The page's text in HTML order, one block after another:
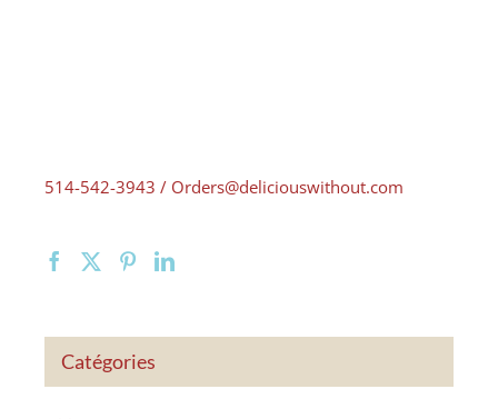
514-542-3943 / Orders@deliciouswithout.com
Catégories